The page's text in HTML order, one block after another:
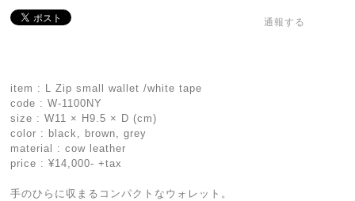
通報する
item : L Zip small wallet /white tape
code : W-1100NY
size : W11 × H9.5 × D (cm)
color : black, brown, grey
material : cow leather
price : ¥14,000- +tax
手のひらに収まるコンパクトなウォレット。